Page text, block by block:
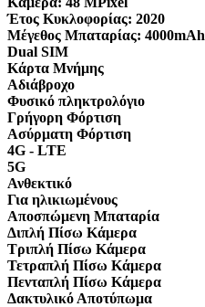
Έτος Κυκλοφορίας: 2020
Μέγεθος Μπαταρίας: 4000mAh
Dual SIM
Κάρτα Μνήμης
Αδιάβροχο
Φυσικό πληκτρολόγιο
Γρήγορη Φόρτιση
Ασύρματη Φόρτιση
4G - LTE
5G
Ανθεκτικό
Για ηλικιωμένους
Αποσπώμενη Μπαταρία
Διπλή Πίσω Κάμερα
Τριπλή Πίσω Κάμερα
Τετραπλή Πίσω Κάμερα
Πενταπλή Πίσω Κάμερα
Δακτυλικό Αποτύπωμα